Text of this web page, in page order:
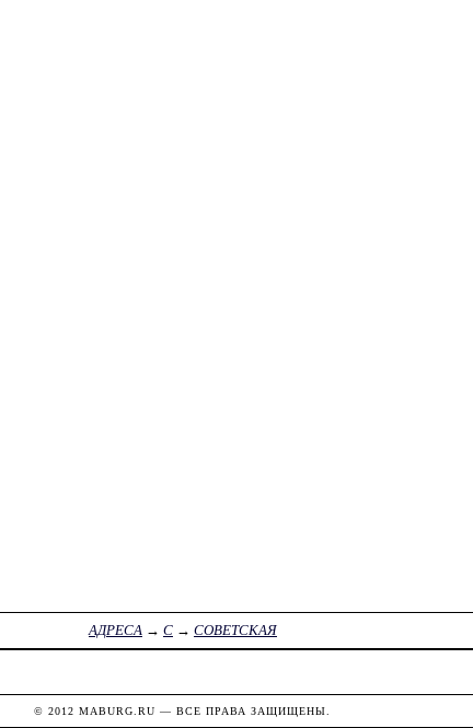
АДРЕСА→ С→ СОВЕТСКАЯ
© 2012MABURG.RU — ВСЕ ПРАВА ЗАЩИЩЕНЫ.